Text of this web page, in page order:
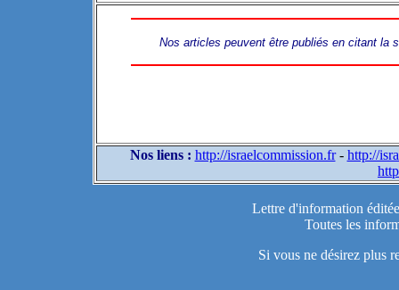
Nos articles peuvent être publiés en citant la
Nos liens : http://israelcommission.fr- http://
Lettre d'information
Toutes les
Si vous ne désirez plus